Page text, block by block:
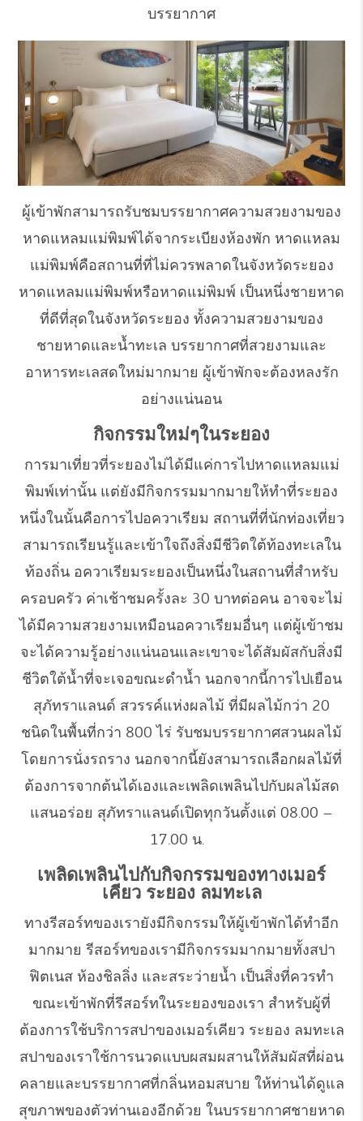
บรรยากาศ
ผู้เข้าพักสามารถรับชมบรรยากาศความสวยงามของ
หาดแหลมแม่พิมพ์ได้จากระเบียงห้องพัก หาดแหลม
แม่พิมพ์คือสถานที่ที่ไม่ควรพลาดในจังหวัดระยอง
หาดแหลมแม่พิมพ์หรือหาดแม่พิมพ์ เป็นหนึ่งชายหาด
ที่ดีที่สุดในจังหวัดระยอง ทั้งความสวยงามของ
ชายหาดและน้ำทะเล บรรยากาศที่สวยงามและ
อาหารทะเลสดใหม่มากมาย ผู้เข้าพักจะต้องหลงรัก
อย่างแน่นอน
กิจกรรมใหม่ๆในระยอง
การมาเที่ยวที่ระยองไม่ได้มีแค่การไปหาดแหลมแม่
พิมพ์เท่านั้น แต่ยังมีกิจกรรมมากมายให้ทำที่ระยอง
หนึ่งในนั้นคือการไปอควาเรียม สถานที่ที่นักท่องเที่ยว
สามารถเรียนรู้และเข้าใจถึงสิ่งมีชีวิตใต้ท้องทะเลใน
ท้องถิ่น อควาเรียมระยองเป็นหนึ่งในสถานที่สำหรับ
ครอบครัว ค่าเช้าชมครั้งละ 30 บาทต่อคน อาจจะไม่
ได้มีความสวยงามเหมือนอควาเรียมอื่นๆ แต่ผู้เข้าชม
จะได้ความรู้อย่างแน่นอนและเขาจะได้สัมผัสกับสิ่งมี
ชีวิตใต้น้ำที่จะเจอขณะดำน้ำ นอกจากนี้การไปเยือน
สุภัทราแลนด์ สวรรค์แห่งผลไม้ ที่มีผลไม้กว่า 20
ชนิดในพื้นที่กว่า 800 ไร่ รับชมบรรยากาศสวนผลไม้
โดยการนั่งรถราง นอกจากนี้ยังสามารถเลือกผลไม้ที่
ต้องการจากต้นได้เองและเพลิดเพลินไปกับผลไม้สด
แสนอร่อย สุภัทราแลนด์เปิดทุกวันตั้งแต่ 08.00 –
17.00 น.
เพลิดเพลินไปกับกิจกรรมของทางเมอร์
เคียว ระยอง ลมทะเล
ทางรีสอร์ทของเรายังมีกิจกรรมให้ผู้เข้าพักได้ทำอีก
มากมาย รีสอร์ทของเรามีกิจกรรมมากมายทั้งสปา
ฟิตเนส ห้องชิลลิ่ง และสระว่ายน้ำ เป็นสิ่งที่ควรทำ
ขณะเข้าพักที่รีสอร์ทในระยองของเรา สำหรับผู้ที่
ต้องการใช้บริการสปาของเมอร์เคียว ระยอง ลมทะเล
สปาของเราใช้การนวดแบบผสมผสานให้สัมผัสที่ผ่อน
คลายและบรรยากาศที่กลิ่นหอมสบาย ให้ท่านได้ดูแล
สุขภาพของตัวท่านเองอีกด้วย ในบรรยากาศชายหาด